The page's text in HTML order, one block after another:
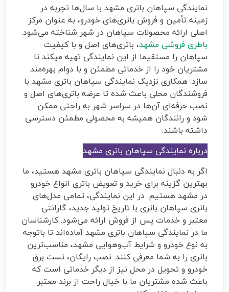
نمایندگی سپاهان باتری مشهد با سال‌ها تجربه در
زمینه تأمین و فروش باتری‌های خودرو، به عنوان مرکز
اصلی ارائه محصولات سپاهان در شهر شناخته می‌شود.
باطری فروشی مشهد، باتری‌های اصل و با کیفیت
سپاهان را مستقیما از این نمایندگی تهیه میکند تا
مشتریان خود را از خدماتی مطمئن و با دوام بهره‌مند
سازد. همکاری نزدیک نمایندگی سپاهان باتری مشهد با
فروشندگان محلی باعث شده تا عرضه باتری‌های اصل و
نصب حرفه‌ای آن‌ها در سراسر شهر به راحتی ممکن
شود و رانندگان همیشه به محصولی مطمئن دسترسی
داشته باشند.
درباره نمایندگی سپاهان باتری مشهد
اگر به دنبال نمایندگی سپاهان باتری مشهد هستید، ما
بهترین گزینه برای خرید و تعویض باتری انواع خودرو
در مشهد هستیم. در این نمایندگی، تمامی مدل‌های
باتری سپاهان باتری با تاریخ تولید جدید، گارانتی
معتبر و خدمات پس از فروش ارائه می‌شود. کارشناسان
ما در نمایندگی سپاهان باتری مشهد آماده‌اند تا باتوجه
به نوع خودرو و شرایط آب‌و‌هوایی مشهد، مناسب‌ترین
باتری را به شما معرفی کنند. نصب رایگان، تست برق
خودرو و تحویل در محل نیز از دیگر خدماتی است که
باعث شده مشتریان ما با خیال راحت از برند معتبر